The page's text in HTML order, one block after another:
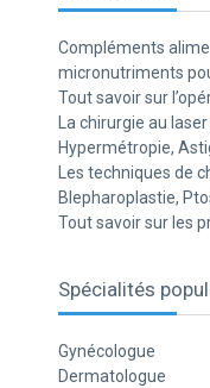
Compléments
micronutriments
Tout savoir sur
La chirurgie au
Hypermétropie,
Les techniques de
Blepharoplastie,
Tout savoir sur les
Spécialités
Gynécologue
Dermatologue